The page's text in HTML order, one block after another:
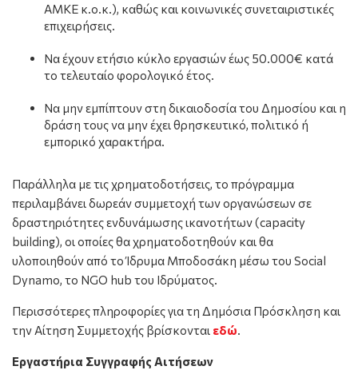
ΑΜΚΕ κ.ο.κ.), καθώς και κοινωνικές συνεταιριστικές
επιχειρήσεις.
Να έχουν ετήσιο κύκλο εργασιών έως 50.000€ κατά
το τελευταίο φορολογικό έτος.
Να μην εμπίπτουν στη δικαιοδοσία του Δημοσίου και η
δράση τους να μην έχει θρησκευτικό, πολιτικό ή
εμπορικό χαρακτήρα.
Παράλληλα με τις χρηματοδοτήσεις, το πρόγραμμα
περιλαμβάνει δωρεάν συμμετοχή των οργανώσεων σε
δραστηριότητες ενδυνάμωσης ικανοτήτων (capacity
building), οι οποίες θα χρηματοδοτηθούν και θα
υλοποιηθούν από το Ίδρυμα Μποδοσάκη μέσω του Social
Dynamo, το NGO hub του Ιδρύματος.
Περισσότερες πληροφορίες για τη Δημόσια Πρόσκληση και
την Αίτηση Συμμετοχής βρίσκονται εδώ.
Εργαστήρια Συγγραφής Αιτήσεων